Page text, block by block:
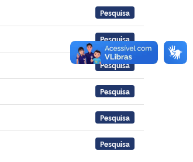
Pesquisa
Pesquisa
Pesquisa
Pesquisa
Pesquisa
Pesquisa